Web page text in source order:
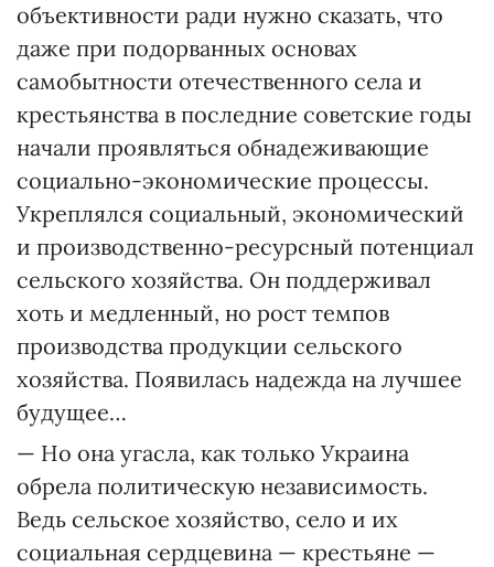
объективности ради нужно сказать, что
даже при подорванных основах
самобытности отечественного села и
крестьянства в последние советские годы
начали проявляться обнадеживающие
социально-экономические процессы.
Укреплялся социальный, экономический
и производственно-ресурсный потенциал
сельского хозяйства. Он поддерживал
хоть и медленный, но рост темпов
производства продукции сельского
хозяйства. Появилась надежда на лучшее
будущее…
— Но она угасла, как только Украина
обрела политическую независимость.
Ведь сельское хозяйство, село и их
социальная сердцевина — крестьяне —